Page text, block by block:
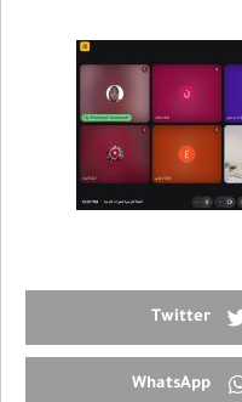
Twitter
WhatsApp